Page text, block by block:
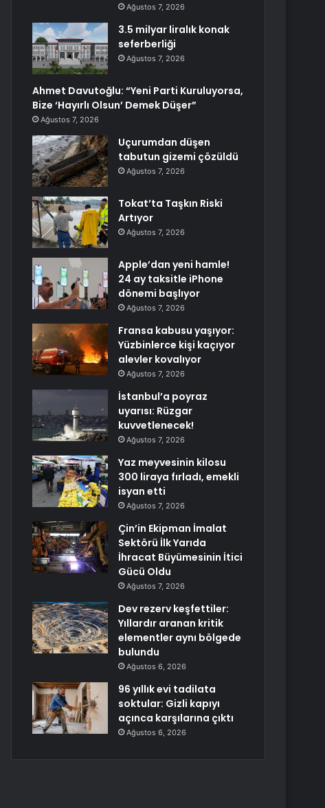
Ağustos 7, 2026
3.5 milyar liralık konak
seferberliği
Ağustos 7, 2026
Ahmet Davutoğlu: “Yeni Parti Kuruluyorsa,
Bize ‘Hayırlı Olsun’ Demek Düşer”
Ağustos 7, 2026
Uçurumdan düşen
tabutun gizemi çözüldü
Ağustos 7, 2026
Tokat’ta Taşkın Riski
Artıyor
Ağustos 7, 2026
Apple’dan yeni hamle!
24 ay taksitle iPhone
dönemi başlıyor
Ağustos 7, 2026
Fransa kabusu yaşıyor:
Yüzbinlerce kişi kaçıyor
alevler kovalıyor
Ağustos 7, 2026
İstanbul’a poyraz
uyarısı: Rüzgar
kuvvetlenecek!
Ağustos 7, 2026
Yaz meyvesinin kilosu
300 liraya fırladı, emekli
isyan etti
Ağustos 7, 2026
Çin’in Ekipman İmalat
Sektörü İlk Yarıda
İhracat Büyümesinin İtici
Gücü Oldu
Ağustos 7, 2026
Dev rezerv keşfettiler:
Yıllardır aranan kritik
elementler aynı bölgede
bulundu
Ağustos 6, 2026
96 yıllık evi tadilata
soktular: Gizli kapıyı
açınca karşılarına çıktı
Ağustos 6, 2026